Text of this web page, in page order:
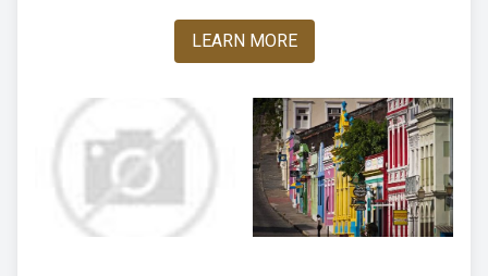
LEARN MORE